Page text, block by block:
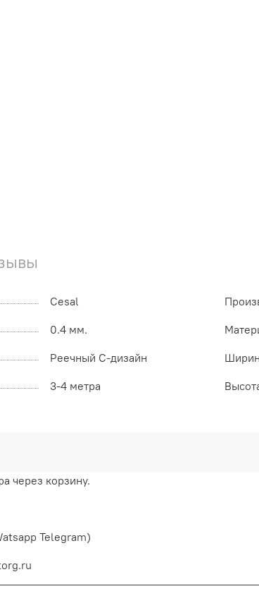
Cesal
0.4 мм.
Реечный С-дизайн
3-4 метра
через корзину.
Telegram)